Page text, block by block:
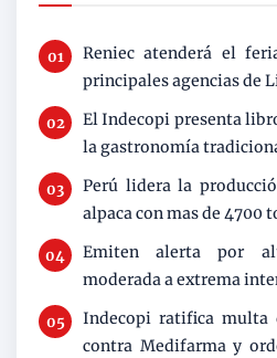
Reniec atenderá el
principales agencias de
El Indecopi presenta
la gastronomía
Perú lidera la
alpaca con mas de 4700
Emiten alerta por
moderada a extrema
Indecopi ratifica
contra Medifarma y